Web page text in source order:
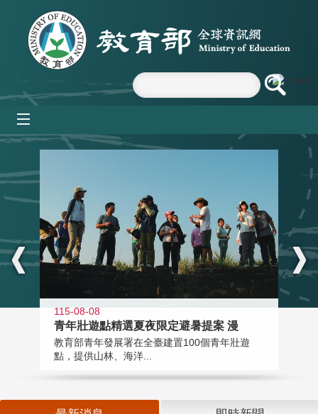
跳到主要內容區塊
:::
115-08-08
青年壯遊點精選夏夜限定避暑提案 漫
教育部青年發展署在全臺建置100個青年壯遊
點，提供山林、海洋...